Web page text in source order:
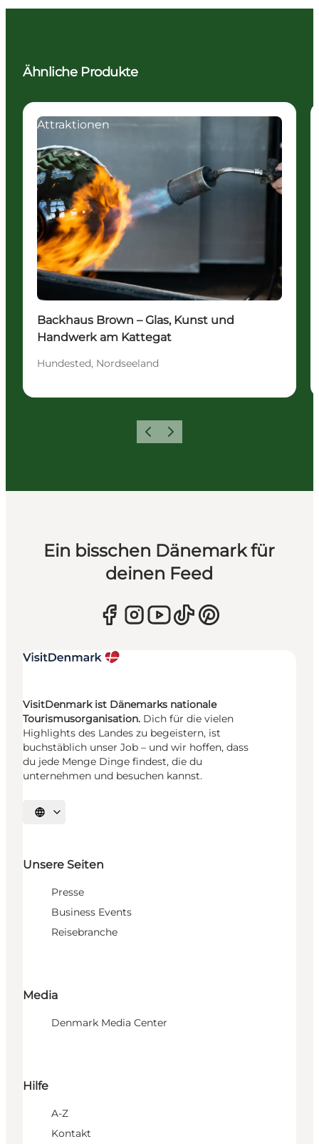
Ähnliche Produkte
Attraktionen
Backhaus Brown – Glas, Kunst und
Handwerk am Kattegat
Hundested, Nordseeland
ZurückWeiter
Ein bisschen Dänemark für
deinen Feed
VisitDenmark ist Dänemarks nationale
Tourismusorganisation. Dich für die vielen
Highlights des Landes zu begeistern, ist
buchstäblich unser Job – und wir hoffen, dass
du jede Menge Dinge findest, die du
unternehmen und besuchen kannst.
Sprache auswählen
Unsere Seiten
Presse
Business Events
Reisebranche
Media
Denmark Media Center
Hilfe
A-Z
Kontakt